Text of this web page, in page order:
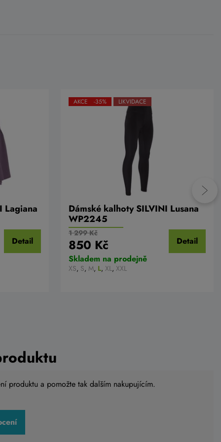
Lagiana
Detail
Dámské kalhoty SILVINI Lusana
WP2245
AKCE -35% LIKVIDACE
1 299 Kč
850 Kč
Skladem na prodejně
XS, S, M, L, XL, XXL
Detail
produktu a pomožte tak dalším nakupujícím.